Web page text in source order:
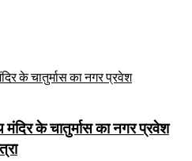
के चातुर्मास का नगर प्रवेश